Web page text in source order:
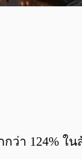
ว่า 124%